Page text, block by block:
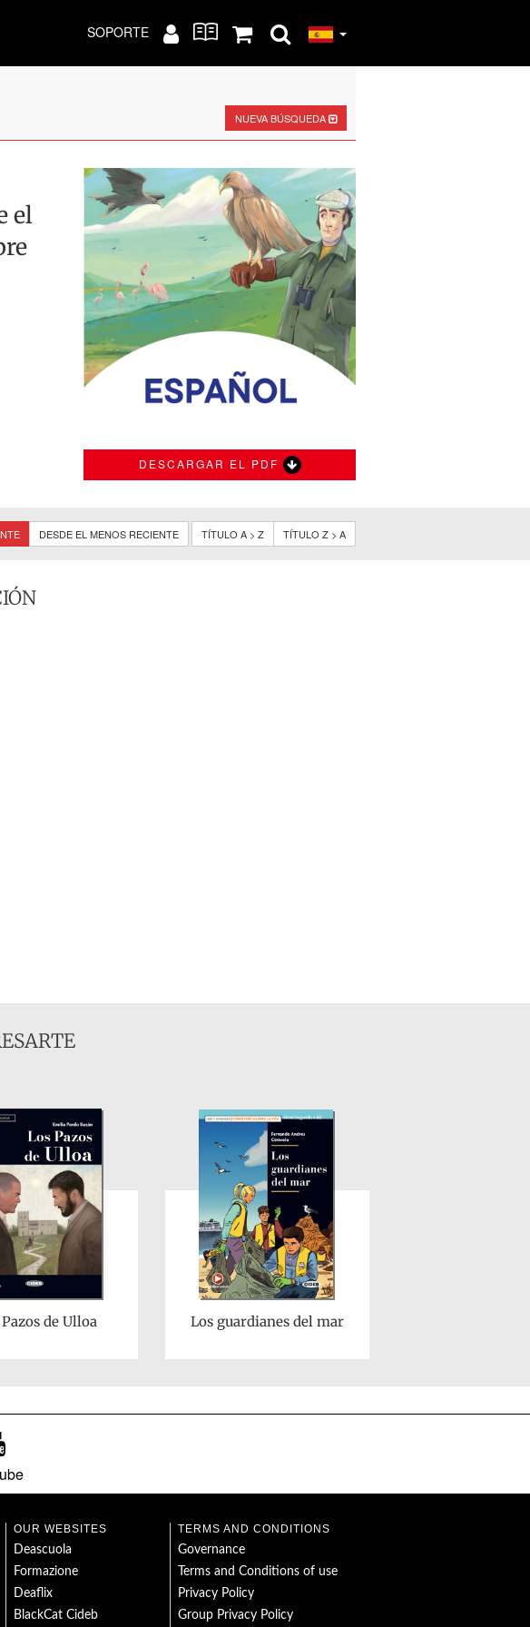
SOPORTE
NUEVA BÚSQUEDA
el
DESCARGAR EL PDF
DESDE EL MENOS RECIENTE TÍTULO A > Z TÍTULO Z > A
de Ulloa Los guardianes del mar